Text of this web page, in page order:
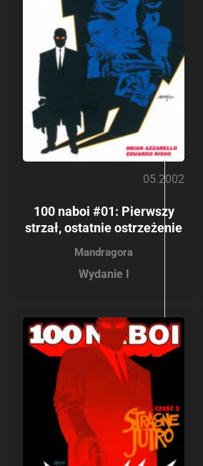
05.2002
100 naboi #01: Pierwszy
strzał, ostatnie ostrzeżenie
Mandragora
Wydanie I